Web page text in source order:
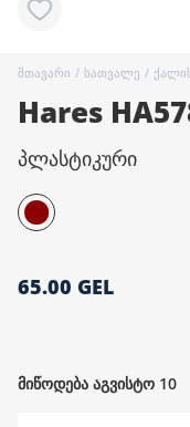
მთავარი / სათვალე /
Hares
პლასტიკური
65.00 GEL
მიწოდება აგვისტო 10
კონტაქტური
აქსესუარები
მთავარი გვერდი